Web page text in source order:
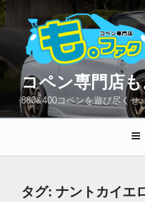
コ
ン
ン
ス
プ
コペン専門店
880&400コペンを遊び尽くせ♪
タグ: ナントカイエ